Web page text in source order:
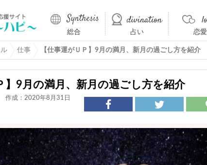
総合 占い 恋愛
仕事 【仕事運がＵＰ】9月の満月、新月の過ごし方を紹介
】9月の満月、新月の過ごし方を紹介
作成：2020年8月31日